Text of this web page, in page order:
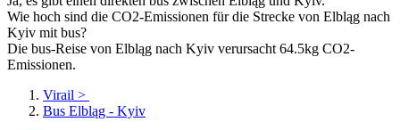
Wie hoch sind die CO2-Emissionen für die Strecke von Elbląg nach
Kyiv mit bus?
Die bus-Reise von Elbląg nach Kyiv verursacht 64.5kg CO2-
Emissionen.
Virail >
Bus Elbląg - Kyiv